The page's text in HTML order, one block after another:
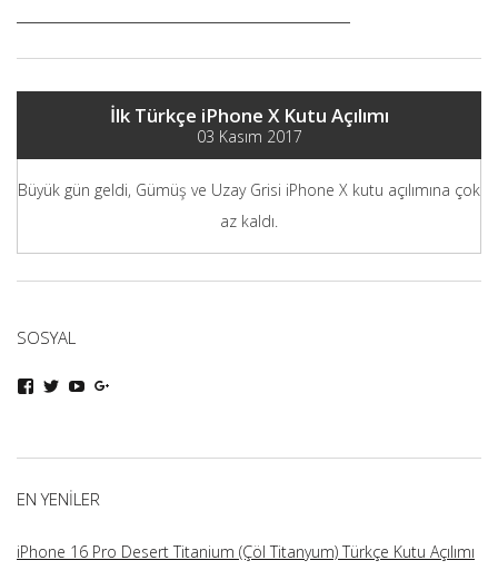
İlk Türkçe iPhone X Kutu Açılımı
03 Kasım 2017
Büyük gün geldi, Gümüş ve Uzay Grisi iPhone X kutu açılımına çok
az kaldı.
SOSYAL
iphoneturka
profilini
iphoneturka
profilini
iphoneturka
profiliniprofilini
EN YENILER
iPhone 16 Pro Desert Titanium (Çöl Titanyum) Türkçe Kutu Açılımı